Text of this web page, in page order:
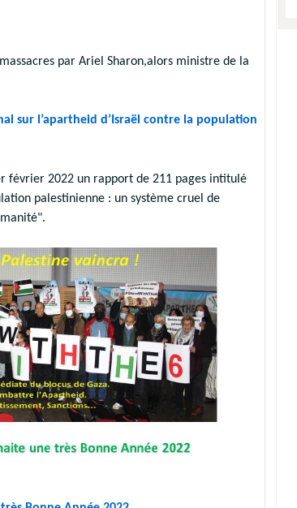
par Ariel Sharon,alors ministre de la
sur l’apartheid d’Israël contre la population
février 2022 un rapport de 211 pages intitulé
palestinienne : un système cruel de